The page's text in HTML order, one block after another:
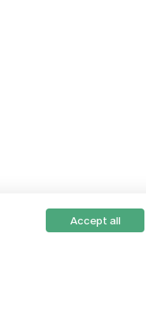
Accept all